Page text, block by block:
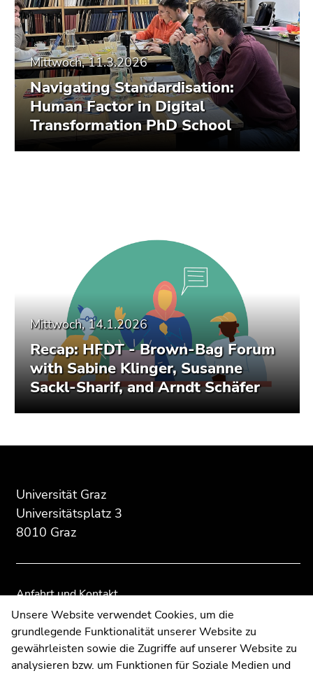
Mittwoch, 11.3.2026
Navigating Standardisation:
Human Factor in Digital
Transformation PhD School
Mittwoch, 14.1.2026
Recap: HFDT - Brown-Bag Forum
with Sabine Klinger, Susanne
Sackl-Sharif, and Arndt Schäfer
Seitenbereichs:
Zusatzinformationen:
Universität Graz
Universitätsplatz 3
8010 Graz
Anfahrt und Kontakt
Kommunikation und Öffentlichkeitsarbeit
Moodle
UNIGRAZonline
Impressum
Seitenbereichs.
Übersicht
Seitenbereichs.
Übersicht
Unsere Website verwendet Cookies, um die
grundlegende Funktionalität unserer Website zu
gewährleisten sowie die Zugriffe auf unserer Website zu
analysieren bzw. um Funktionen für Soziale Medien und